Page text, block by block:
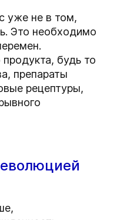
уже не в том,
Это необходимо
будь то
препараты
рецептуры,